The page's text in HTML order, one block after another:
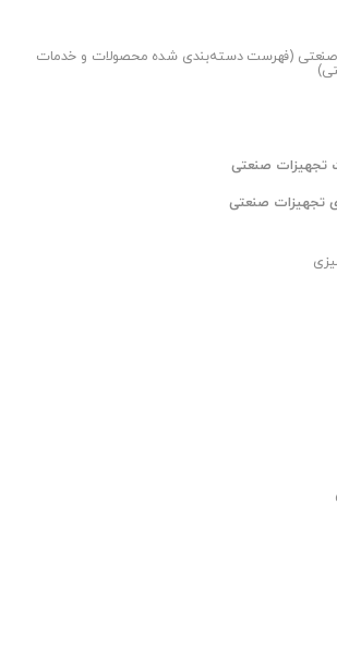
صنعتی
بیشتر با شماره زیر تماس حاصل فرمایید
سفارشی بوده و پس از ثبت سفارش
صنعتی (فهرست دسته‌بندی شده محصولات و خدمات
صنعتی
تجهیزات صنعتی